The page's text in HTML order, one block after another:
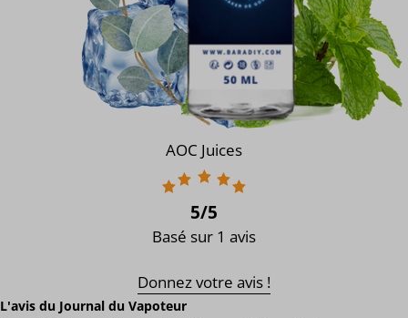
AOC Juices
5/5
Basé sur 1 avis
Donnez votre avis !
L'avis du Journal du Vapoteur